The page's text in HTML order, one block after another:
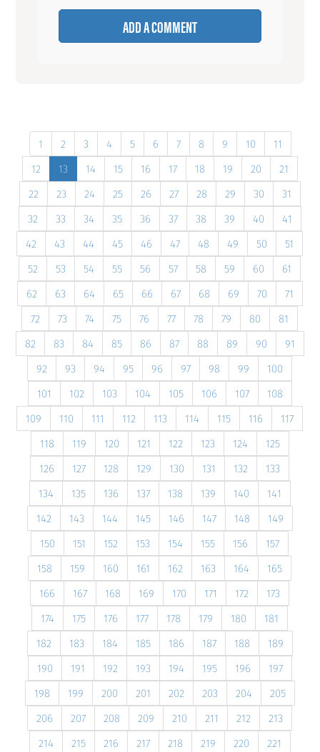
ADD A COMMENT
1 2 3 4 5 6 7 8 9 10
11
12
13 14 15 16 17 18 19 20
21
22
23 24 25 26 27 28 29 30
31
32
33 34 35 36 37 38 39 40
41
42
43 44 45 46 47 48 49 50
51
52
53 54 55 56 57 58 59 60
61
62
63 64 65 66 67 68 69 70
71
72
73 74 75 76 77 78 79 80
81
82
83 84 85 86 87 88 89 90
91
92
93 94 95 96 97 98 99
100
101
102 103 104 105 106 107
108
109
110 111 112 113 114 115 116
117
118
119 120 121 122 123 124
125
126
127 128 129 130 131 132
133
134
135 136 137 138 139 140
141
142
143 144 145 146 147 148
149
150
151 152 153 154 155 156
157
158
159 160 161 162 163 164
165
166
167 168 169 170 171 172
173
174
175 176 177 178 179 180
181
182
183 184 185 186 187 188
189
190
191 192 193 194 195 196
197
198
199 200 201 202 203 204
205
206
207 208 209 210 211 212
213
214
215 216 217 218 219 220
221